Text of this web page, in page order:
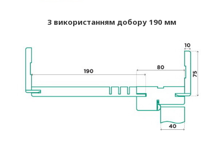
З використанням добору 190 мм